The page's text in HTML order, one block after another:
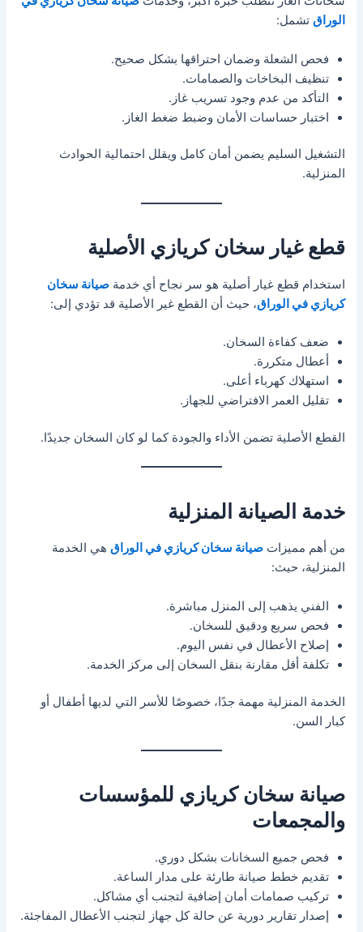
الوراق تشمل:
فحص الشعلة وضمان احتراقها بشكل صحيح.
تنظيف البخاخات والصمامات.
التأكد من عدم وجود تسريب غاز.
اختبار حساسات الأمان وضبط ضغط الغاز.
التشغيل السليم يضمن أمان كامل ويقلل احتمالية الحوادث
المنزلية.
قطع غيار سخان كريازي الأصلية
استخدام قطع غيار أصلية هو سر نجاح أي خدمةصيانة سخان
كريازي في الوراق، حيث أن القطع غير الأصلية قد تؤدي إلى:
ضعف كفاءة السخان.
أعطال متكررة.
استهلاك كهرباء أعلى.
تقليل العمر الافتراضي للجهاز.
القطع الأصلية تضمن الأداء والجودة كما لو كان السخان جديدًا.
خدمة الصيانة المنزلية
من أهم مميزاتصيانة سخان كريازي في الوراق هي الخدمة
المنزلية، حيث:
الفني يذهب إلى المنزل مباشرة.
فحص سريع ودقيق للسخان.
إصلاح الأعطال في نفس اليوم.
تكلفة أقل مقارنة بنقل السخان إلى مركز الخدمة.
الخدمة المنزلية مهمة جدًا، خصوصًا للأسر التي لديها أطفال أو
كبار السن.
صيانة سخان كريازي للمؤسسات
والمجمعات
فحص جميع السخانات بشكل دوري.
تقديم خطط صيانة طارئة على مدار الساعة.
تركيب صمامات أمان إضافية لتجنب أي مشاكل.
إصدار تقارير دورية عن حالة كل جهاز لتجنب الأعطال المفاجئة.